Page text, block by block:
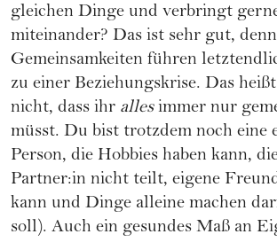
gleichen Dinge und verbringt
miteinander? Das ist sehr gut,
Gemeinsamkeiten führen
zu einer Beziehungskrise. Das
nicht, dass ihr allesimmer nur
müsst. Du bist trotzdem noch eine
Person, die Hobbies haben kann,
Partner:in nicht teilt, eigene
kann und Dinge alleine machen
soll). Auch ein gesundes Maß an